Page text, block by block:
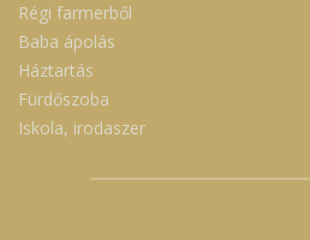
Régi farmerből
Baba ápolás
Háztartás
Fürdőszoba
Iskola, irodaszer